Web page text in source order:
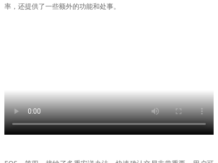
率，还提供了一些额外的功能和处事。